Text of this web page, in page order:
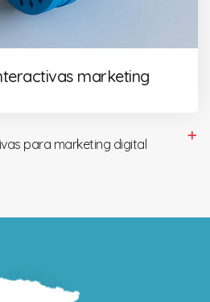
marketing
para marketing digital